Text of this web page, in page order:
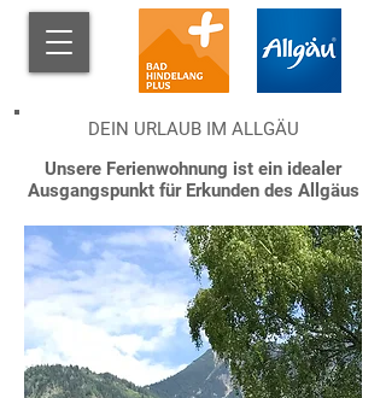
DEIN URLAUB IM ALLGÄU
Unsere Ferienwohnung ist ein idealer
Ausgangspunkt für Erkunden des Allgäus